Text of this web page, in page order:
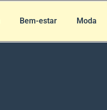
Bem-estar Moda